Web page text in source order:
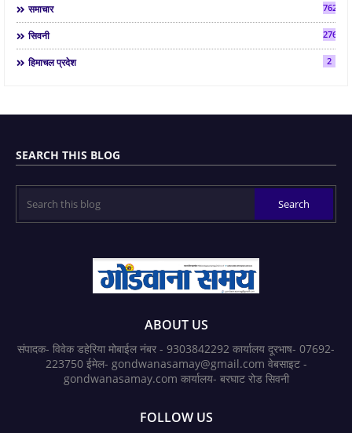
समाचार 7624
सिवनी 2763
हिमाचल प्रदेश 2
SEARCH THIS BLOG
ABOUT US
संपादक- विवेक डहेरिया मोबाईल नंबर - 9303842292 कार्यालय दूरभाष- 07692-
223750 ईमेल- gondwanasamay@gmail.com वेबसाइट -
gondwanasamay.com कार्यालय- बरघाट रोड सिवनी
FOLLOW US